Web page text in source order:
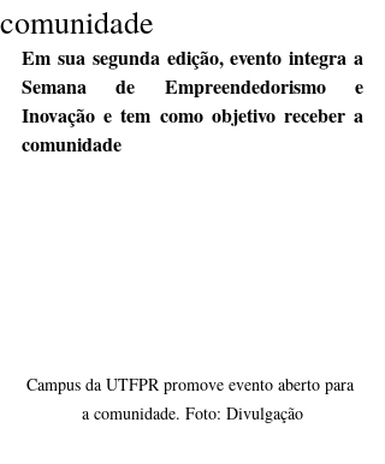
comunidade
Em sua segunda edição, evento integra a
Semana de Empreendedorismo e
Inovação e tem como objetivo receber a
comunidade
Campus da UTFPR promove evento aberto para
a comunidade. Foto: Divulgação